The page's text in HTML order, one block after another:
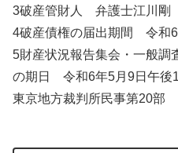
3破産管財人 弁護士江川剛
4破産債権の届出期間 令和
5財産状況報告集会・一般調
の期日 令和6年5月9日午後
東京地方裁判所民事第20部